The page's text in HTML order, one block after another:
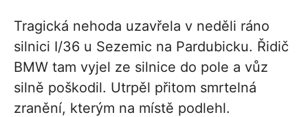
Tragická nehoda uzavřela v neděli ráno
silnici I/36 u Sezemic na Pardubicku. Řidič
BMW tam vyjel ze silnice do pole a vůz
silně poškodil. Utrpěl přitom smrtelná
zranění, kterým na místě podlehl.